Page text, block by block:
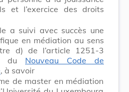
et l’exercice des droits
a suivi avec succès une
en médiation au sens
d) de l’article 1251-3
du Nouveau Code de
, à savoir
de master en médiation